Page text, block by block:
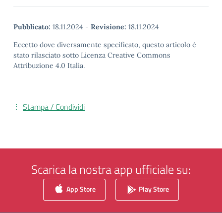
Pubblicato: 18.11.2024 - Revisione: 18.11.2024
Eccetto dove diversamente specificato, questo articolo è
stato rilasciato sotto Licenza Creative Commons
Attribuzione 4.0 Italia.
Stampa / Condividi
Scarica la nostra app ufficiale su:
App Store Play Store